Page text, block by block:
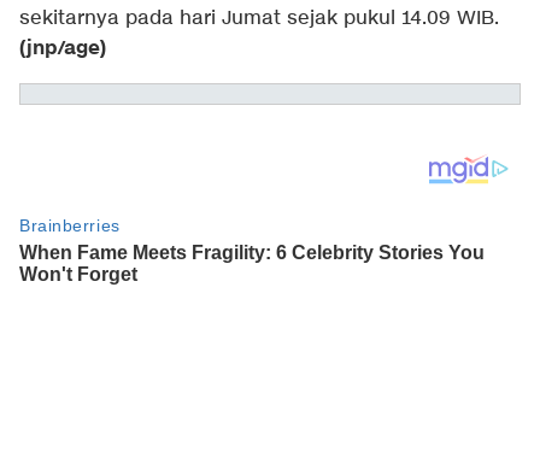
sekitarnya pada hari Jumat sejak pukul 14.09 WIB.
(jnp/age)